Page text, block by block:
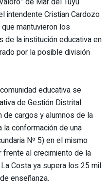
intendente Cristian Cardozo
mantuvieron los
la institución educativa en
por la posible división
educativa se
de Gestión Distrital
de cargos y alumnos de la
la conformación de una
Nº 5) en el mismo
al crecimiento de la
Costa ya supera los 25 mil
enseñanza.